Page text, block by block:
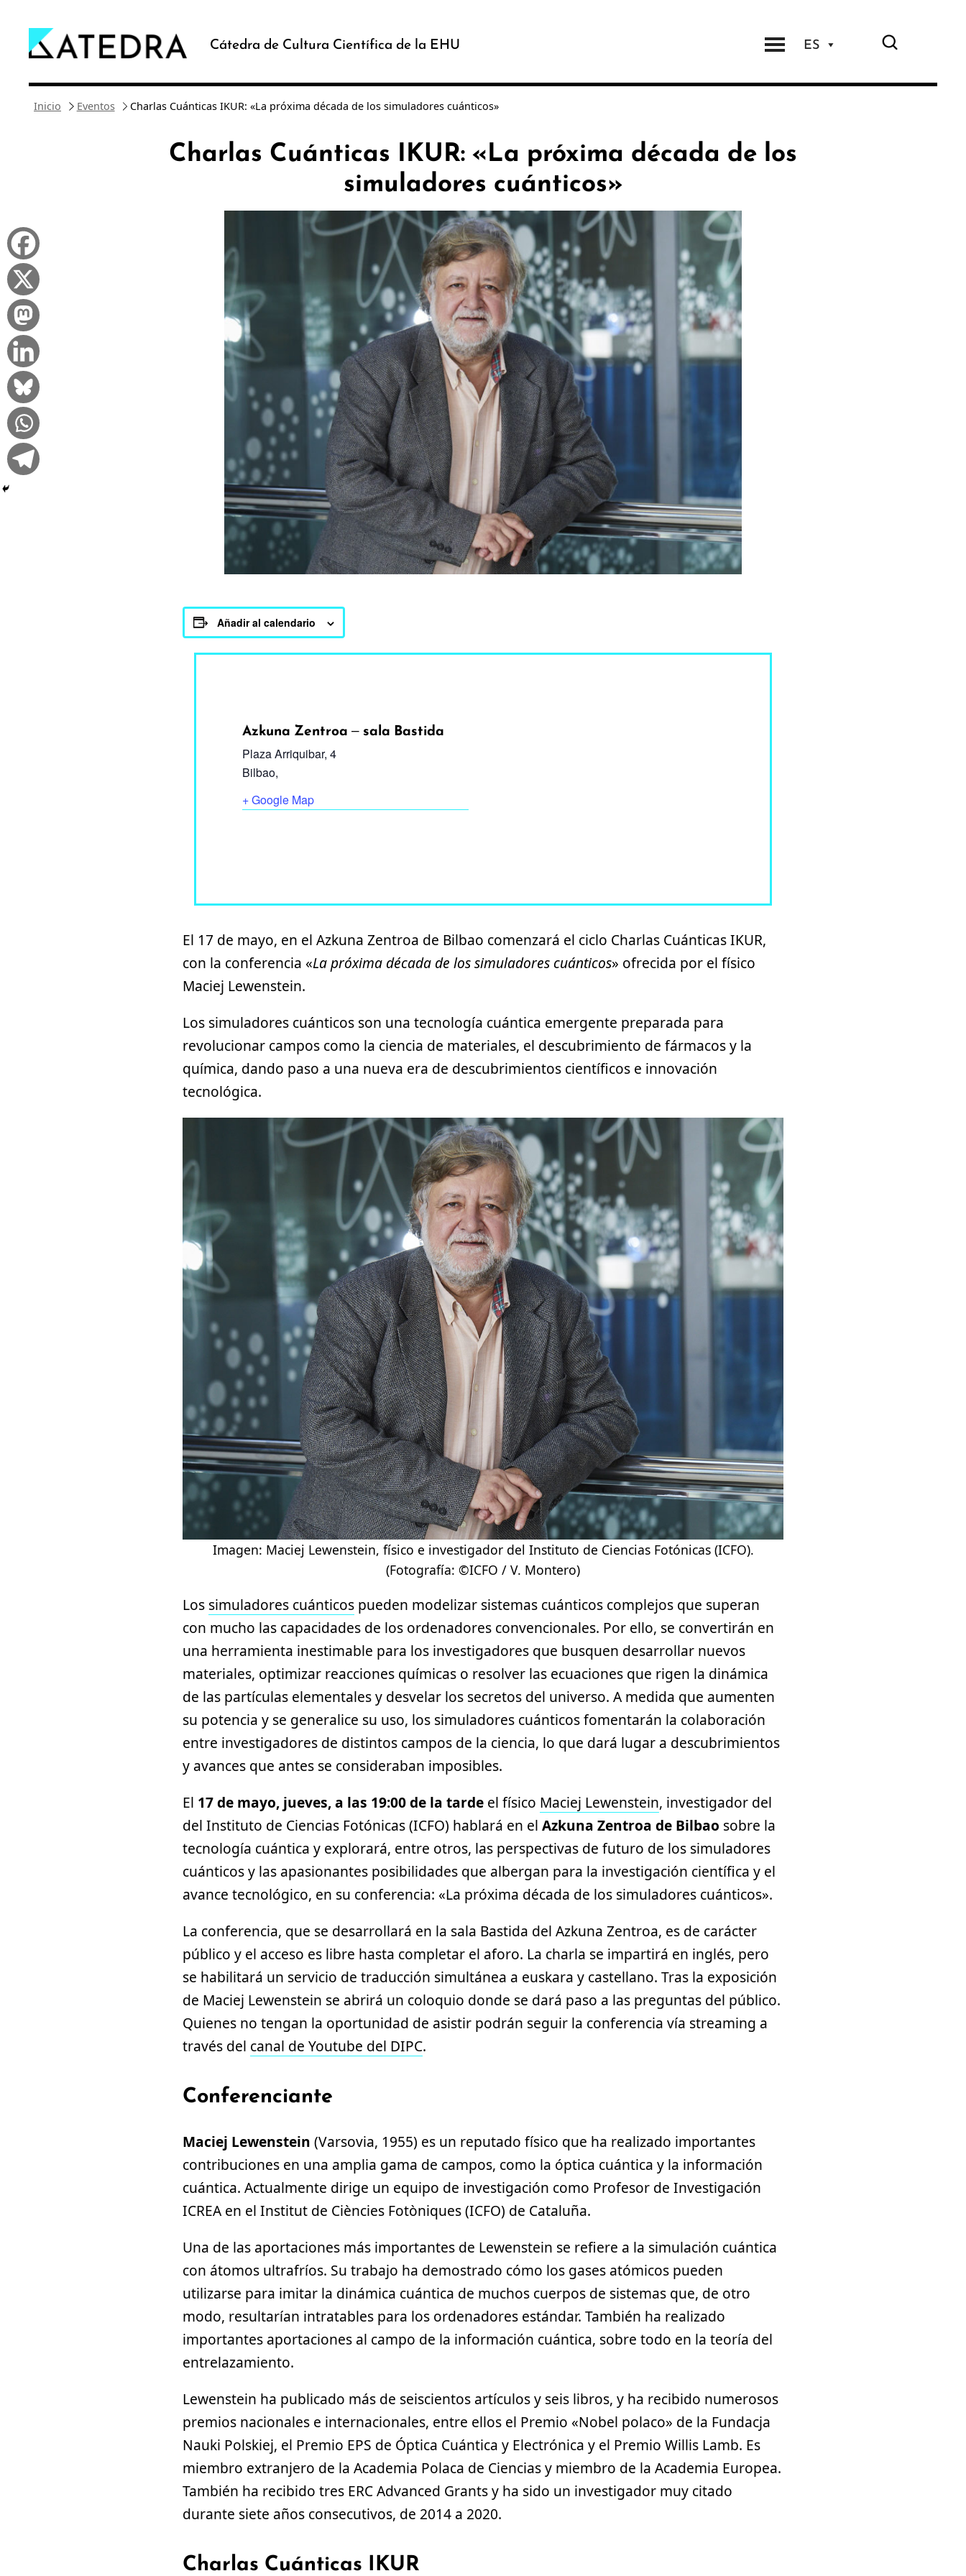
contenido
Cátedra de Cultura Científica de la EHU ES
Inicio Eventos Charlas Cuánticas IKUR: «La próxima década de los simuladores cuánticos»
Charlas Cuánticas IKUR: «La próxima década de los
simuladores cuánticos»
Añadir al calendario
Azkuna Zentroa – sala Bastida
Plaza Arriquibar, 4
Bilbao,
+ Google Map
El 17 de mayo, en el Azkuna Zentroa de Bilbao comenzará el ciclo Charlas Cuánticas IKUR,
con la conferencia «La próxima década de los simuladores cuánticos» ofrecida por el físico
Maciej Lewenstein.
Los simuladores cuánticos son una tecnología cuántica emergente preparada para
revolucionar campos como la ciencia de materiales, el descubrimiento de fármacos y la
química, dando paso a una nueva era de descubrimientos científicos e innovación
tecnológica.
Imagen: Maciej Lewenstein, físico e investigador del Instituto de Ciencias Fotónicas (ICFO).
(Fotografía: ©ICFO / V. Montero)
Los simuladores cuánticos pueden modelizar sistemas cuánticos complejos que superan
con mucho las capacidades de los ordenadores convencionales. Por ello, se convertirán en
una herramienta inestimable para los investigadores que busquen desarrollar nuevos
materiales, optimizar reacciones químicas o resolver las ecuaciones que rigen la dinámica
de las partículas elementales y desvelar los secretos del universo. A medida que aumenten
su potencia y se generalice su uso, los simuladores cuánticos fomentarán la colaboración
entre investigadores de distintos campos de la ciencia, lo que dará lugar a descubrimientos
y avances que antes se consideraban imposibles.
El 17 de mayo, jueves, a las 19:00 de la tarde el físico Maciej Lewenstein, investigador del
del Instituto de Ciencias Fotónicas (ICFO) hablará en el Azkuna Zentroa de Bilbao sobre la
tecnología cuántica y explorará, entre otros, las perspectivas de futuro de los simuladores
cuánticos y las apasionantes posibilidades que albergan para la investigación científica y el
avance tecnológico, en su conferencia: «La próxima década de los simuladores cuánticos».
La conferencia, que se desarrollará en la sala Bastida del Azkuna Zentroa, es de carácter
público y el acceso es libre hasta completar el aforo. La charla se impartirá en inglés, pero
se habilitará un servicio de traducción simultánea a euskara y castellano. Tras la exposición
de Maciej Lewenstein se abrirá un coloquio donde se dará paso a las preguntas del público.
Quienes no tengan la oportunidad de asistir podrán seguir la conferencia vía streaming a
través del canal de Youtube del DIPC.
Conferenciante
Maciej Lewenstein (Varsovia, 1955) es un reputado físico que ha realizado importantes
contribuciones en una amplia gama de campos, como la óptica cuántica y la información
cuántica. Actualmente dirige un equipo de investigación como Profesor de Investigación
ICREA en el Institut de Ciències Fotòniques (ICFO) de Cataluña.
Una de las aportaciones más importantes de Lewenstein se refiere a la simulación cuántica
con átomos ultrafríos. Su trabajo ha demostrado cómo los gases atómicos pueden
utilizarse para imitar la dinámica cuántica de muchos cuerpos de sistemas que, de otro
modo, resultarían intratables para los ordenadores estándar. También ha realizado
importantes aportaciones al campo de la información cuántica, sobre todo en la teoría del
entrelazamiento.
Lewenstein ha publicado más de seiscientos artículos y seis libros, y ha recibido numerosos
premios nacionales e internacionales, entre ellos el Premio «Nobel polaco» de la Fundacja
Nauki Polskiej, el Premio EPS de Óptica Cuántica y Electrónica y el Premio Willis Lamb. Es
miembro extranjero de la Academia Polaca de Ciencias y miembro de la Academia Europea.
También ha recibido tres ERC Advanced Grants y ha sido un investigador muy citado
durante siete años consecutivos, de 2014 a 2020.
Charlas Cuánticas IKUR